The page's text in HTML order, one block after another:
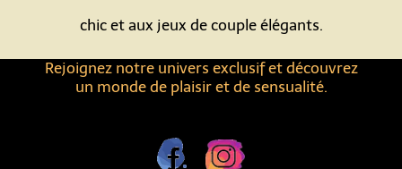
Rejoignez notre univers exclusif et découvrez
un monde de plaisir et de sensualité.
chic et aux jeux de couple élégants.